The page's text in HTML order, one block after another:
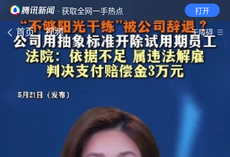
· 获取全网一手热点 打开
首页 视频 无障碍